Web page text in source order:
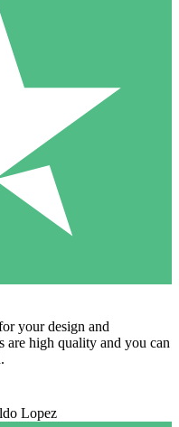
your design and
are high quality and you can
Lopez